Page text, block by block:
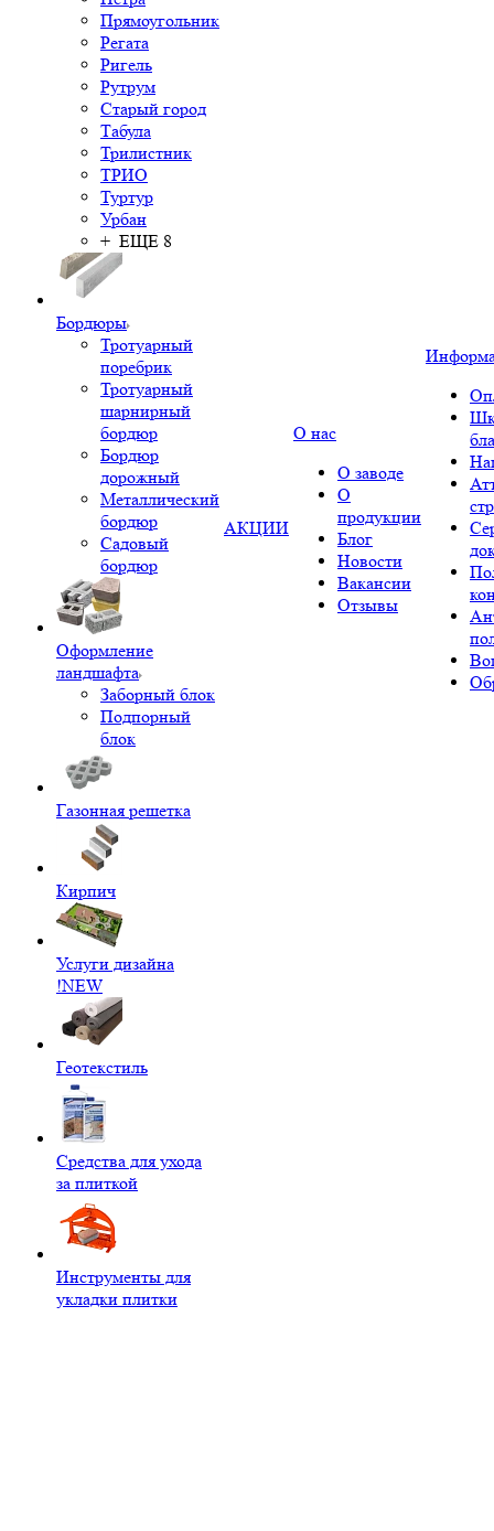
Прямоугольник
Регата
Ригель
Рутрум
Старый город
Табула
Трилистник
ТРИО
Туртур
Урбан
+ ЕЩЕ 8
Бордюры
Тротуарный
поребрик
Тротуарный
шарнирный
бордюр
Бордюр
дорожный
Металлический
бордюр
Садовый
бордюр
Оформление
ландшафта
Заборный блок
Подпорный
блок
Газонная решетка
Кирпич
Услуги дизайна
!NEW
Геотекстиль
Средства для ухода
за плиткой
Инструменты для
укладки плитки
АКЦИИ
О нас
О заводе
О
продукции
Блог
Новости
Вакансии
Отзывы